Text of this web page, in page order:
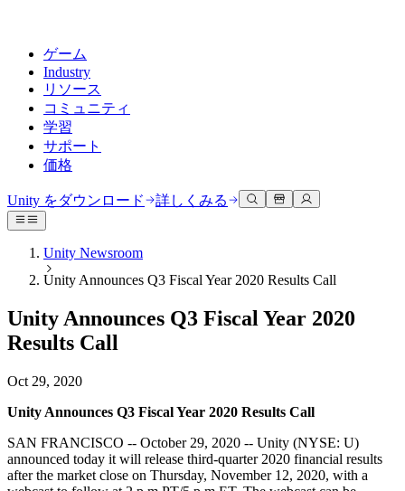
ゲーム
Industry
リソース
コミュニティ
学習
サポート
価格
Unityエンジン
任意のプラットフォーム向けに2Dおよび3Dゲームを構築
共同作業
チームでの共同作業と迅速なイテレーション
Unity をダウンロード
デプロイ
Unity がサポートする 25 以上のプラットフォームを見る
LiveOps
3Dコラボレーション
リアルタイムで3Dプロジェクトを構築およびレビューする
没入型トレーニング
没入型環境でのトレーニング
顧客体験
業界
運用の卓越性を達成する
小売
ドキュメント
公式ユーザーマニュアルとAPIリファレンス
リリースバージョンと問題追跡
今後の機能をレビューする
用語集
技術用語のライブラリ
インサイト
ディスカッション
議論、問題解決、つながる
グローバルおよびローカルイベント
コミュニティストーリー
Made with Unity
ライブストリーム
開発者、クリエイター、インサイダーに参加する
Unity Learn
無料でUnityスキルをマスターする
プロフェッショナルトレーニング
Unity初心者向け
学習を開始しましょう
Unity は初めてですか？旅を始めましょう
ハウツーガイド
ヘルプを得る
Unityで成功するためのサポート
Success Plan
FAQ
お問い合わせ
私たちのチームに連絡する
Unity をダウンロード 詳しくみる
Unity Newsroom
Unity Announces Q3 Fiscal Year 2020 Results Call
Unity Announces Q3 Fiscal Year 2020
Results Call
Oct 29, 2020
Unity Announces Q3 Fiscal Year 2020 Results Call
SAN FRANCISCO -- October 29, 2020 -- Unity (NYSE: U)
announced today it will release third-quarter 2020 financial results
after the market close on Thursday, November 12, 2020, with a